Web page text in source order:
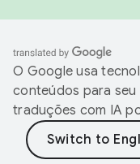
O Google usa
conteúdos para
traduções com IA